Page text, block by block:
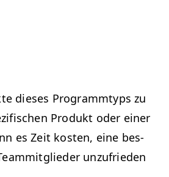
dieses Pro­gramm­typs zu
Pro­dukt oder ein­er
es Zeit kosten, eine bes­
unzufrieden